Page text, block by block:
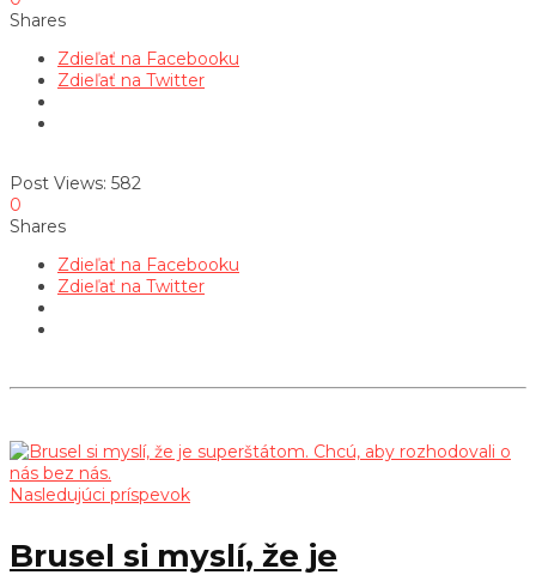
Shares
Zdieľať na Facebooku
Zdieľať na Twitter
Post Views: 582
0
Shares
Zdieľať na Facebooku
Zdieľať na Twitter
Nasledujúci príspevok
Brusel si myslí, že je